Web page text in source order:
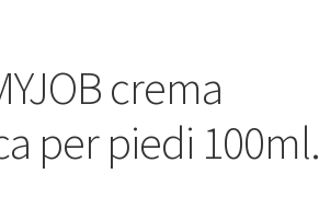
crema
per piedi 100ml.